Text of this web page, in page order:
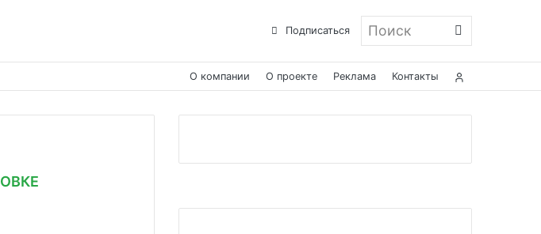
Подписаться Поиск
О компании О проекте Реклама Контакты